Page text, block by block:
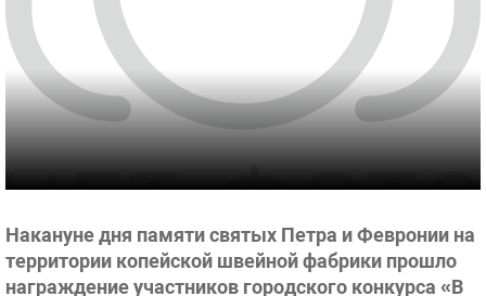
Накануне дня памяти святых Петра и Февронии на
территории копейской швейной фабрики прошло
награждение участников городского конкурса «В